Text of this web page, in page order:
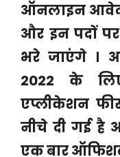
ऑनलाइन
और इन पदों
भरे जाएंगे ।
2022 के
एप्लीकेशन
नीचे दी गई है
एक बार